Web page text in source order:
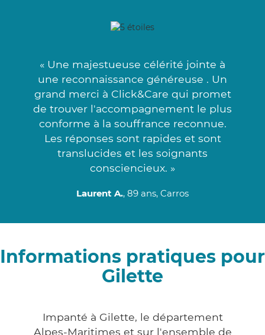
« Une majestueuse célérité jointe à
une reconnaissance généreuse . Un
grand merci à Click&Care qui promet
de trouver l'accompagnement le plus
conforme à la souffrance reconnue.
Les réponses sont rapides et sont
translucides et les soignants
consciencieux. »
Laurent A., 89 ans, Carros
Informations pratiques pour
Gilette
Impanté à Gilette, le département
Alpes-Maritimes et sur l'ensemble de